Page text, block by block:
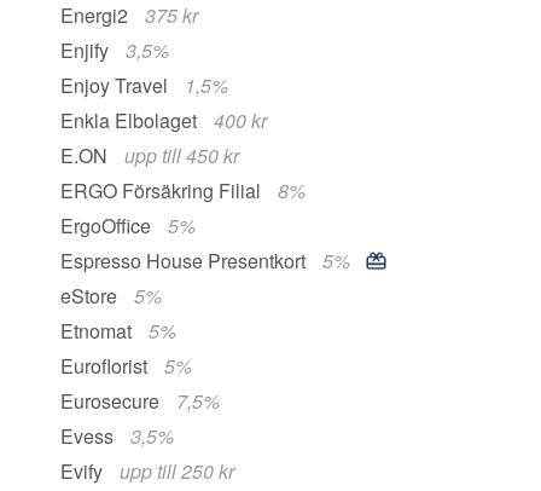
Energi2
375 kr
Enjify
3,5%
Enjoy Travel
1,5%
Enkla Elbolaget
400 kr
E.ON
upp till 450 kr
ERGO Försäkring Filial
8%
ErgoOffice
5%
Espresso House Presentkort
5%
eStore
5%
Etnomat
5%
Euroflorist
5%
Eurosecure
7,5%
Evess
3,5%
Evify
upp till 250 kr